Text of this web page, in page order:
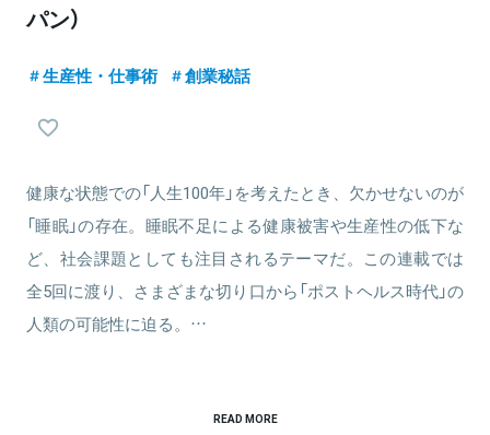
パン）
生産性・仕事術 創業秘話
健康な状態での「人生100年」を考えたとき、欠かせないのが
「睡眠」の存在。睡眠不足による健康被害や生産性の低下な
ど、社会課題としても注目されるテーマだ。この連載では
全5回に渡り、さまざまな切り口から「ポストヘルス時代」の
人類の可能性に迫る。…
READ MORE